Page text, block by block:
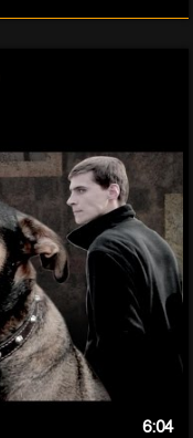
6:04